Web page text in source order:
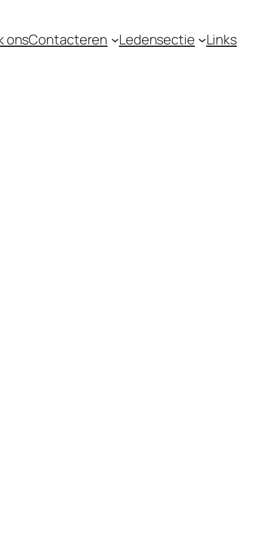
onsContacteren Ledensectie Links